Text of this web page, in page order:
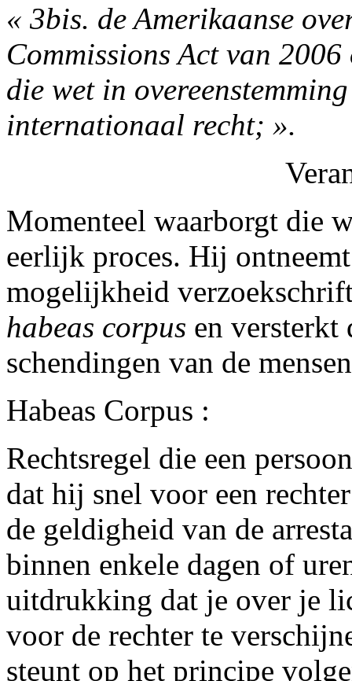
« 3bis. de Amerikaanse
Commissions Act van
die wet in
internationaal recht; ».
Momenteel waarborgt die
eerlijk proces. Hij
mogelijkheid
habeas corpus en versterkt
schendingen van de
Habeas Corpus :
Rechtsregel die een
dat hij snel voor een
de geldigheid van de
binnen enkele dagen of
uitdrukking dat je over je
voor de rechter te
steunt op het principe